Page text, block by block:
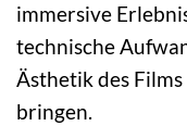
immersive
technische
Ästhetik des
bringen.